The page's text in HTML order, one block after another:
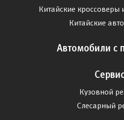
Китайские
Китайские
Автомобили с
Кузовной
Слесарный